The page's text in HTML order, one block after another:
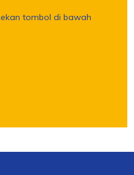
tombol di bawah